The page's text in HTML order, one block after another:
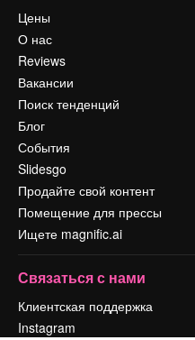
Цены
О нас
Reviews
Вакансии
Поиск тенденций
Блог
События
Slidesgo
Продайте свой контент
Помещение для прессы
Ищете magnific.ai
Связаться с нами
Клиентская поддержка
Instagram